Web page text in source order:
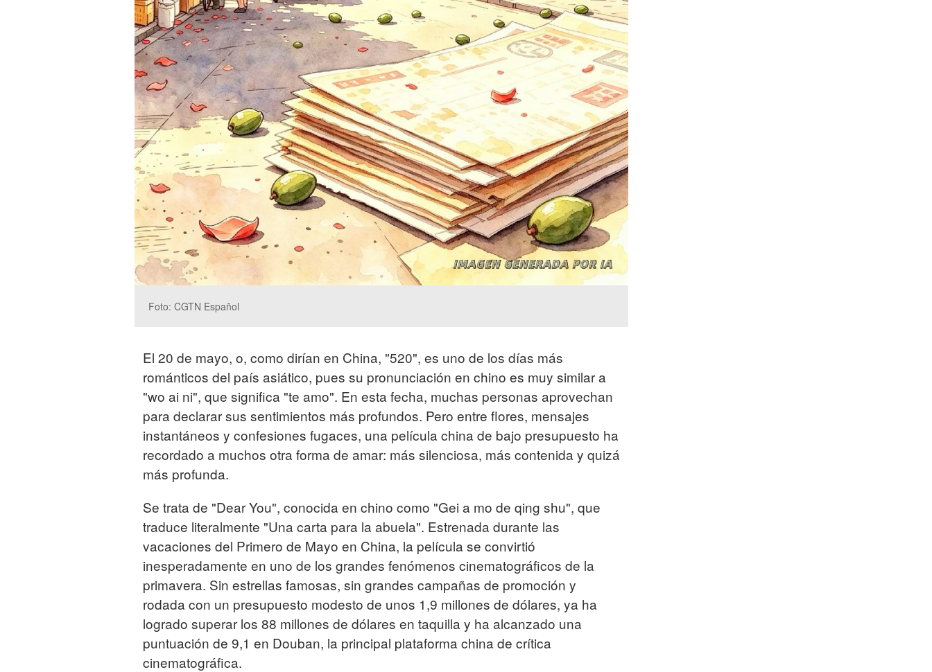
Foto: CGTN Español
El 20 de mayo, o, como dirían en China, "520", es uno de los días más
románticos del país asiático, pues su pronunciación en chino es muy similar a
"wo ai ni", que significa "te amo". En esta fecha, muchas personas aprovechan
para declarar sus sentimientos más profundos. Pero entre flores, mensajes
instantáneos y confesiones fugaces, una película china de bajo presupuesto ha
recordado a muchos otra forma de amar: más silenciosa, más contenida y quizá
más profunda.
Se trata de "Dear You", conocida en chino como "Gei a mo de qing shu", que
traduce literalmente "Una carta para la abuela". Estrenada durante las
vacaciones del Primero de Mayo en China, la película se convirtió
inesperadamente en uno de los grandes fenómenos cinematográficos de la
primavera. Sin estrellas famosas, sin grandes campañas de promoción y
rodada con un presupuesto modesto de unos 1,9 millones de dólares, ya ha
logrado superar los 88 millones de dólares en taquilla y ha alcanzado una
puntuación de 9,1 en Douban, la principal plataforma china de crítica
cinematográfica.